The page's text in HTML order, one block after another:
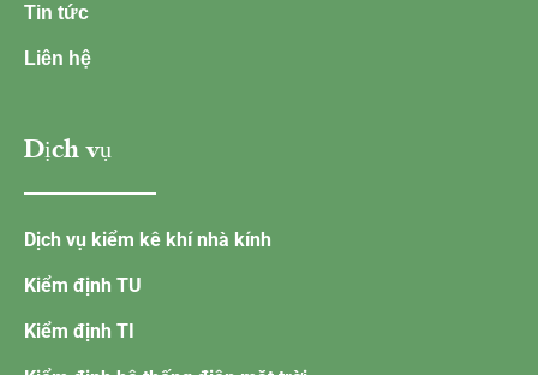
Tin tức
Liên hệ
Dịch vụ
Dịch vụ kiểm kê khí nhà kính
Kiểm định TU
Kiểm định TI